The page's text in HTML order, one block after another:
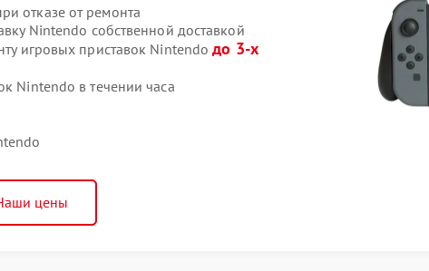
отказе от ремонта
Nintendo собственной доставкой
игровых приставок Nintendoдо 3-х
Nintendo в течении часа
цены